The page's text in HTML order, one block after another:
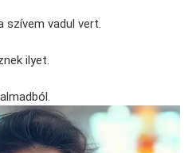
szívem vadul vert.
ilyet.